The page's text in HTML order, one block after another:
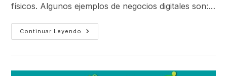
físicos. Algunos ejemplos de negocios digitales son:…
Continuar Leyendo